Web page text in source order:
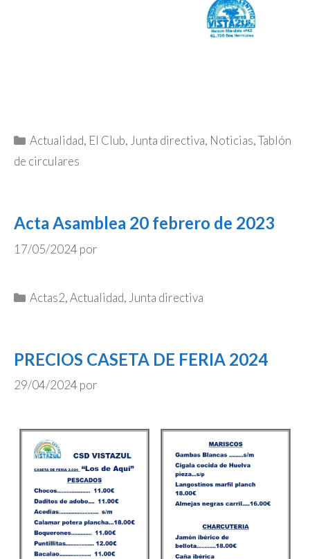
Categorías
Actualidad, El Club, Junta directiva, Noticias,Tablón
de circulares
Acta Asamblea 20 febrero de 2023
17/05/2024 por
Categorías
Actas2,Actualidad, Junta directiva
PRECIOS CASETA DE FERIA 2024
29/04/2024 por